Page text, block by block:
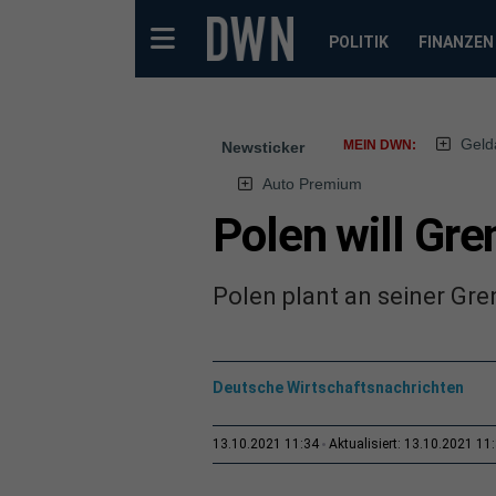
POLITIK FINANZEN
Newsticker MEIN DWN:
Auto Premium
Polen will
Polen plant an seiner
Deutsche Wirtschaftsnachrichten
13.10.2021 11:34 Aktualisiert: 13.10.2021